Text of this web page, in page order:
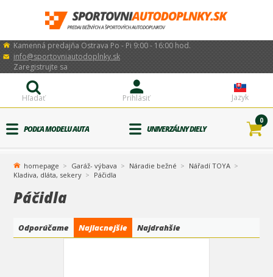
Kamenná predajňa Ostrava Po - Pi 9:00 - 16:00 hod.
info@sportovniautodoplnky.sk
Jazyk
Prihlásiť
Zaregistrujte sa
Hľadať
PODĽA MODELU AUTA UNIVERZÁLNY DIELY
0
homepage Garáž- výbava Náradie bežné
Nářadí TOYA
Kladiva, dláta, sekery
Páčidla
Páčidla
Odporúčame Najlacnejšie Najdrahšie